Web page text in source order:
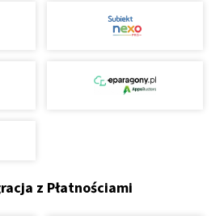
z Płatnościami